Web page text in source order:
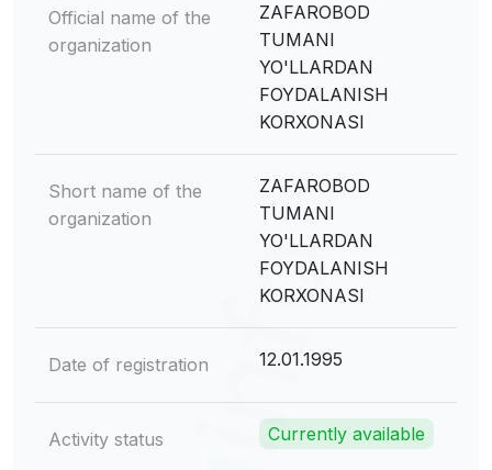
Official name of the
organization
ZAFAROBOD
TUMANI
YO'LLARDAN
FOYDALANISH
KORXONASI
Short name of the
organization
ZAFAROBOD
TUMANI
YO'LLARDAN
FOYDALANISH
KORXONASI
Date of registration 12.01.1995
Activity status Currently available